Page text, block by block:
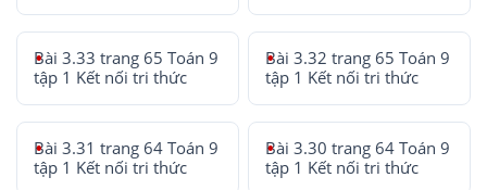
Bài 3.33 trang 65 Toán 9
tập 1 Kết nối tri thức
Bài 3.32 trang 65 Toán 9
tập 1 Kết nối tri thức
Bài 3.31 trang 64 Toán 9
tập 1 Kết nối tri thức
Bài 3.30 trang 64 Toán 9
tập 1 Kết nối tri thức